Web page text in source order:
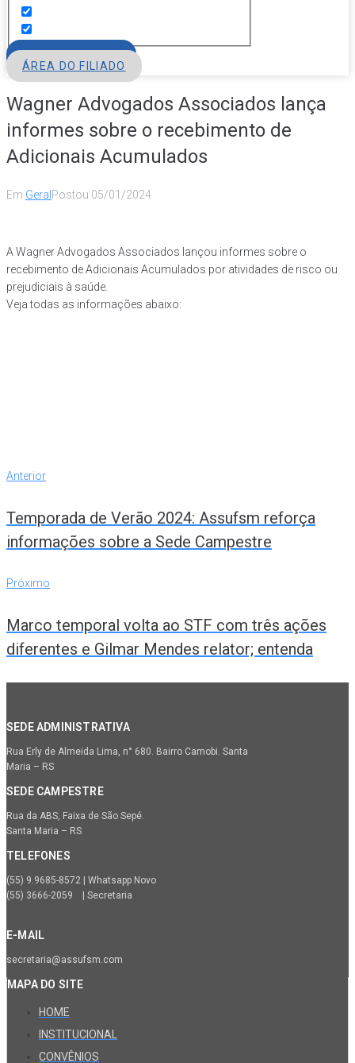
ÁREA DO FILIADO
Wagner Advogados Associados lança
informes sobre o recebimento de
Adicionais Acumulados
Em Geral Postou 05/01/2024
A Wagner Advogados Associados lançou informes sobre o
recebimento de Adicionais Acumulados por atividades de risco ou
prejudiciais à saúde.
Veja todas as informações abaixo:
Navegação
Post
Anterior
Anterior
Temporada de Verão 2024: Assufsm reforça
informações sobre a Sede Campestre
Próximo
Próximo
Marco temporal volta ao STF com três ações
diferentes e Gilmar Mendes relator; entenda
SEDE ADMINISTRATIVA
Rua Erly de Almeida Lima, n° 680. Bairro Camobi. Santa
Maria – RS
SEDE CAMPESTRE
Rua da ABS, Faixa de São Sepé.
Santa Maria – RS
TELEFONES
(55) 9.9685-8572 | Whatsapp Novo
(55) 3666-2059 | Secretaria
E-MAIL
secretaria@assufsm.com
MAPA DO SITE
HOME
INSTITUCIONAL
CONVÊNIOS